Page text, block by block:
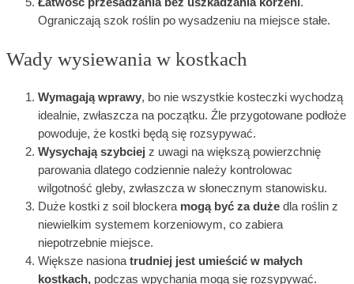
Łatwość przesadzania bez uszkadzania korzeni .
Ograniczają szok roślin po wysadzeniu na miejsce stałe.
Wady wysiewania w kostkach
Wymagają wprawy, bo nie wszystkie kosteczki wychodzą
idealnie, zwłaszcza na początku. Źle przygotowane podłoże
powoduje, że kostki będą się rozsypywać.
Wysychają szybciej z uwagi na większą powierzchnię
parowania dlatego codziennie należy kontrolowac
wilgotność gleby, zwłaszcza w słonecznym stanowisku.
Duże kostki z soil blockera mogą być za duże dla roślin z
niewielkim systemem korzeniowym, co zabiera
niepotrzebnie miejsce.
Większe nasiona trudniej jest umieścić w małych
kostkach, podczas wpychania mogą się rozsypywać.